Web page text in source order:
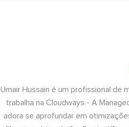
Umair Hussain é um profissional de
trabalha na Cloudways - A
adora se aprofundar em